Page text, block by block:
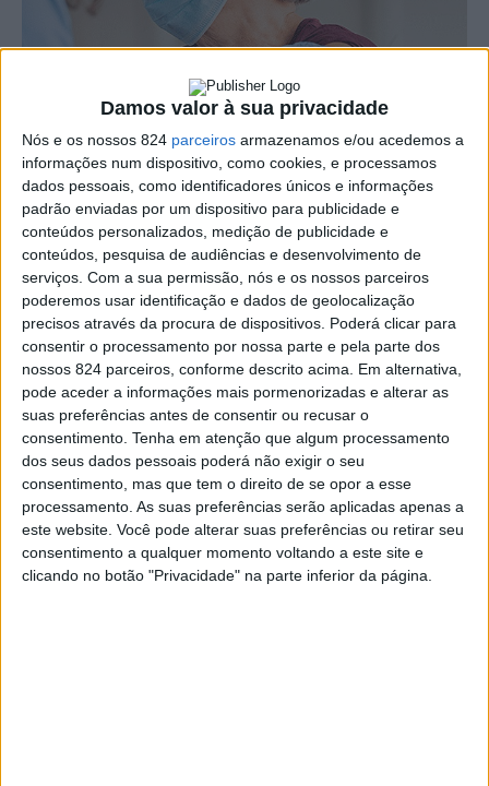
Damos valor à sua privacidade
Nós e os nossos 824 parceiros armazenamos e/ou acedemos a
informações num dispositivo, como cookies, e processamos
dados pessoais, como identificadores únicos e informações
padrão enviadas por um dispositivo para publicidade e
conteúdos personalizados, medição de publicidade e
conteúdos, pesquisa de audiências e desenvolvimento de
serviços. Com a sua permissão, nós e os nossos parceiros
poderemos usar identificação e dados de geolocalização
precisos através da procura de dispositivos. Poderá clicar para
consentir o processamento por nossa parte e pela parte dos
nossos 824 parceiros, conforme descrito acima. Em alternativa,
pode aceder a informações mais pormenorizadas e alterar as
suas preferências antes de consentir ou recusar o
consentimento. Tenha em atenção que algum processamento
dos seus dados pessoais poderá não exigir o seu
consentimento, mas que tem o direito de se opor a esse
processamento. As suas preferências serão aplicadas apenas a
este website. Você pode alterar suas preferências ou retirar seu
consentimento a qualquer momento voltando a este site e
clicando no botão "Privacidade" na parte inferior da página.
O Portal do Autoagendamento para Vacinação contra a
COVID-19 está em funcionamento desde a última
sexta-feira, dia 23.
Esta funcionalidade está acessível a partir do Portal da
COVID-19 (https://covid19.min-saude.pt/pedido-de-
agendamento), permitindo que os utentes com mais de
65 anos (faixa etária que começará agora a ser vacinada
independentemente de qualquer doença) possam dirigir-
se ao portal e escolher o ponto de vacinação em que
pretendem ser vacinados.